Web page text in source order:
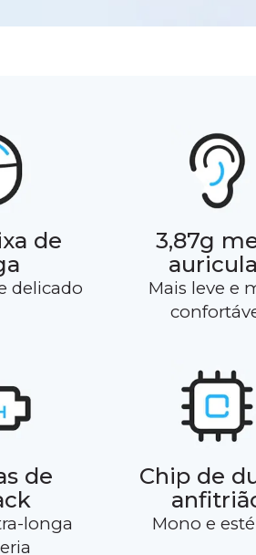
de
delicado
3,87g
Mais leve e
de
longa
Chip de
Mono e